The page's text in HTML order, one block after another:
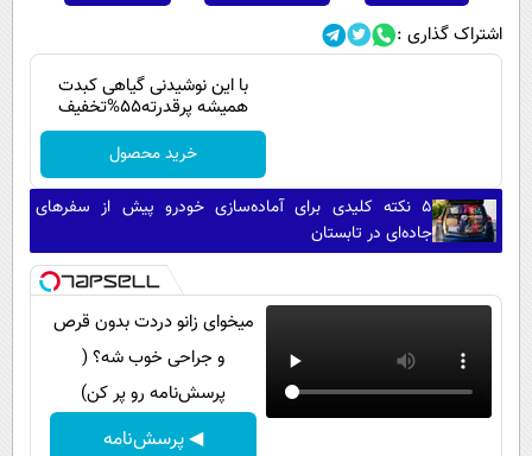
اشتراک گذاری :
با این نوشیدنی گیاهی کبدت
همیشه پرقدرته55%تخفیف
خرید محصول
۵ نکته کلیدی برای آماده‌سازی خودرو پیش از سفرهای
جاده‌ای در تابستان
میخوای زانو دردت بدون قرص
و جراحی خوب شه؟ (
پرسش‌نامه رو پر کن)
◀ پرسش‌نامه